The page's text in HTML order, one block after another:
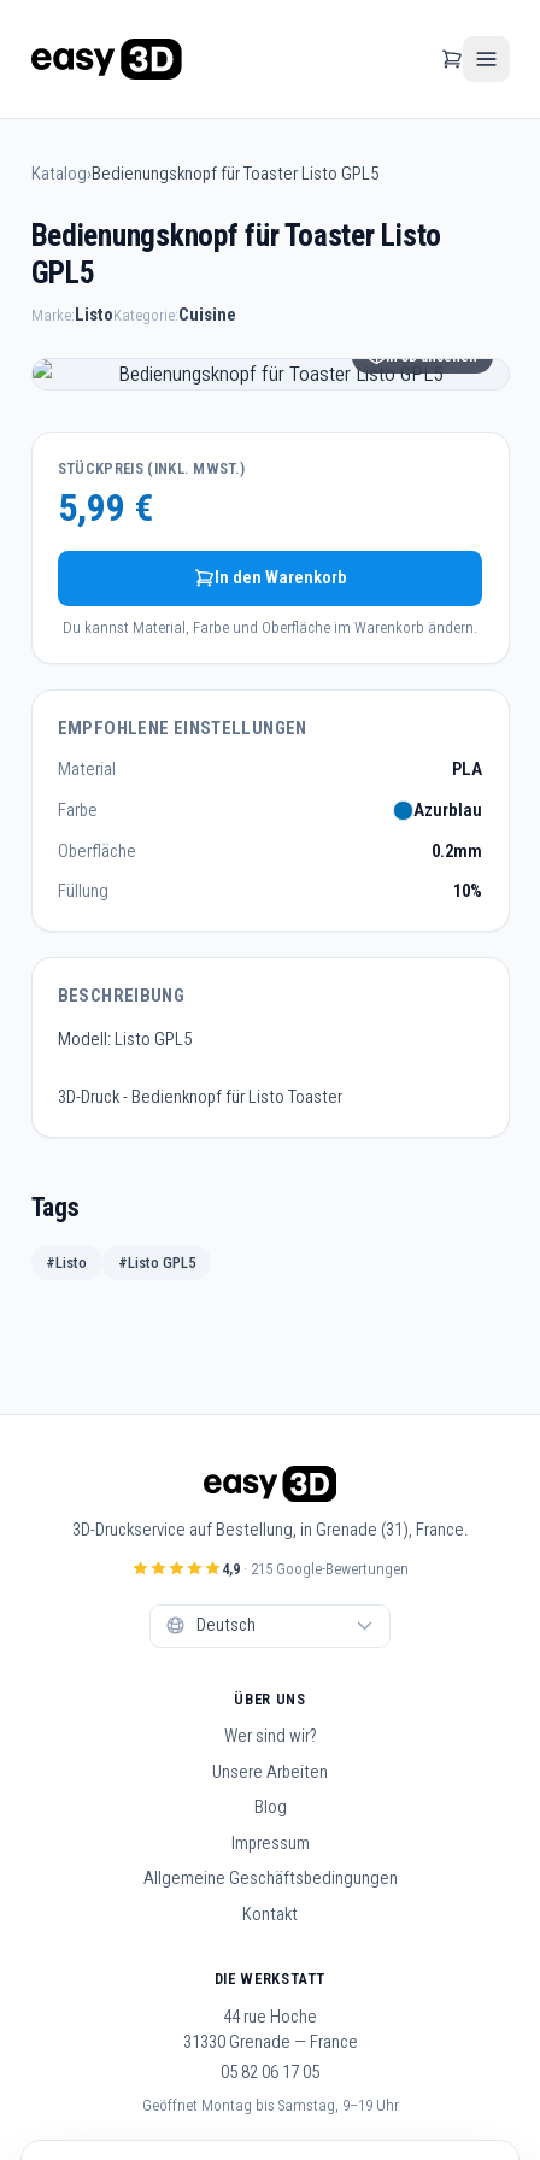
Katalog›Bedienungsknopf für Toaster Listo GPL5
Bedienungsknopf für Toaster Listo
GPL5
Marke:ListoKategorie:Cuisine
In 3D ansehen
STÜCKPREIS (INKL. MWST.)
5,99 €
In den Warenkorb
Du kannst Material, Farbe und Oberfläche im Warenkorb ändern.
EMPFOHLENE EINSTELLUNGEN
Material
PLA
Farbe
Azurblau
Oberfläche
0.2mm
Füllung
10%
BESCHREIBUNG
Modell: Listo GPL5
3D-Druck - Bedienknopf für Listo Toaster
Tags
#Listo #Listo GPL5
3D-Druckservice auf Bestellung, in Grenade (31), France.
4,9· 215 Google-Bewertungen
ÜBER UNS
Wer sind wir?
Unsere Arbeiten
Blog
Impressum
Allgemeine Geschäftsbedingungen
Kontakt
DIE WERKSTATT
44 rue Hoche
31330 Grenade — France
05 82 06 17 05
Geöffnet Montag bis Samstag, 9–19 Uhr